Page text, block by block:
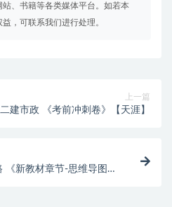
、书籍等各类媒体平台。如若本
，可联系我们进行处理。
上一篇
建市政 《考前冲刺卷》【天涯】
新教材章节-思维导图》